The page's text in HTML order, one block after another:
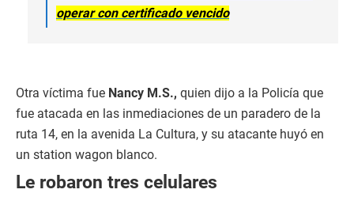
operar con certificado vencido
Otra víctima fue Nancy M.S., quien dijo a la Policía que
fue atacada en las inmediaciones de un paradero de la
ruta 14, en la avenida La Cultura, y su atacante huyó en
un station wagon blanco.
Le robaron tres celulares